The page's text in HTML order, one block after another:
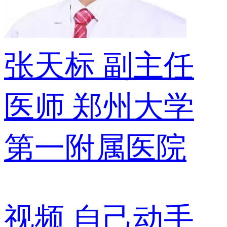
张天标 副主任
医师 郑州大学
第一附属医院
视频 自己动手